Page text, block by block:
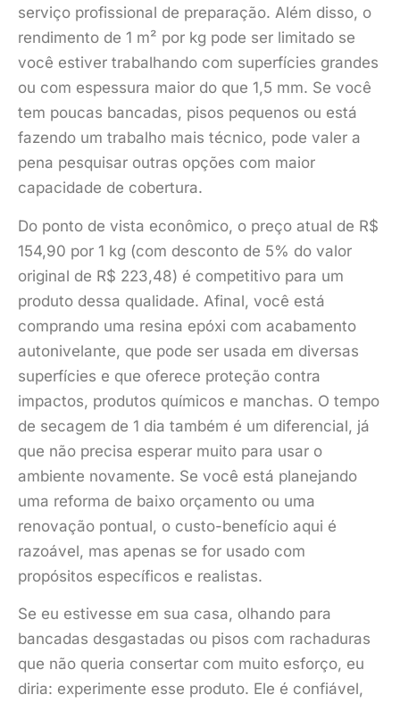
serviço profissional de preparação. Além disso, o
rendimento de 1 m² por kg pode ser limitado se
você estiver trabalhando com superfícies grandes
ou com espessura maior do que 1,5 mm. Se você
tem poucas bancadas, pisos pequenos ou está
fazendo um trabalho mais técnico, pode valer a
pena pesquisar outras opções com maior
capacidade de cobertura.
Do ponto de vista econômico, o preço atual de R$
154,90 por 1 kg (com desconto de 5% do valor
original de R$ 223,48) é competitivo para um
produto dessa qualidade. Afinal, você está
comprando uma resina epóxi com acabamento
autonivelante, que pode ser usada em diversas
superfícies e que oferece proteção contra
impactos, produtos químicos e manchas. O tempo
de secagem de 1 dia também é um diferencial, já
que não precisa esperar muito para usar o
ambiente novamente. Se você está planejando
uma reforma de baixo orçamento ou uma
renovação pontual, o custo-benefício aqui é
razoável, mas apenas se for usado com
propósitos específicos e realistas.
Se eu estivesse em sua casa, olhando para
bancadas desgastadas ou pisos com rachaduras
que não queria consertar com muito esforço, eu
diria: experimente esse produto. Ele é confiável,